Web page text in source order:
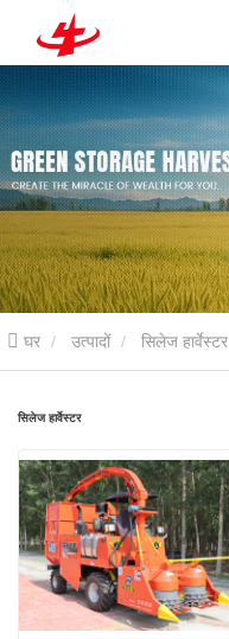
घर उत्पादों सिलेज हार्वेस्टर
सिलेज हार्वेस्टर